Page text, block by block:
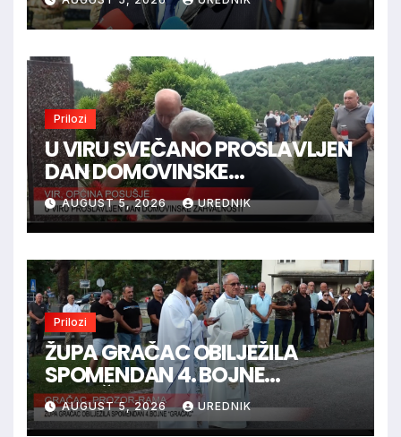
Marinaca, Bogdanovaca i
Bršadina
Prilozi
U VIRU SVEČANO PROSLAVLJEN
DAN DOMOVINSKE
ZAHVALNOSTI
AUGUST 5, 2026 UREDNIK
Prilozi
ŽUPA GRAČAC OBILJEŽILA
SPOMENDAN 4. BOJNE
“GRAČAC”
AUGUST 5, 2026 UREDNIK